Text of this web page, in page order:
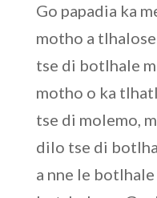
Go papadia ka
motho a
tse di botlhale
motho o ka
tse di molemo,
dilo tse di
a nne le